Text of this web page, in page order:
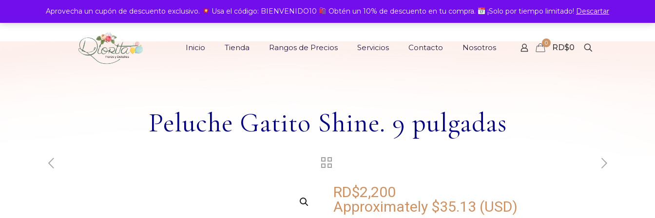
Inicio Tienda Rangos de Precios Servicios Contacto Nosotros 0 RD$0
Peluche Gatito Shine. 9 pulgadas
RD$2,200
Approximately $35.13 (USD)
Aprovecha un cupón de descuento exclusivo. Usa el código: BIENVENIDO10 Obtén un 10% de descuento en tu compra. ¡Solo por tiempo limitado! Descartar